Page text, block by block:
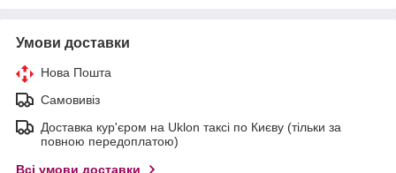
Умови доставки
Нова Пошта
Самовивіз
Доставка кур'єром на Uklon таксі по Києву (тільки за
повною передоплатою)
Всі умови доставки